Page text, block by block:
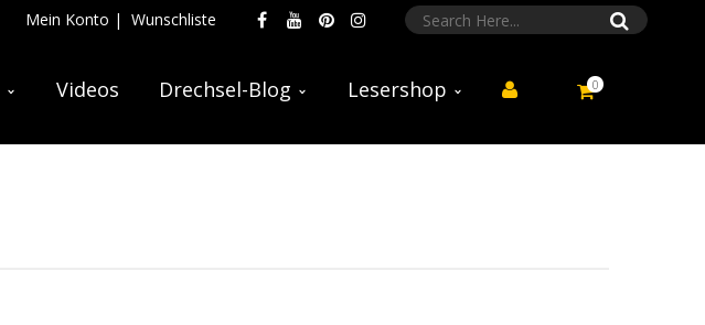
Mein Konto | Wunschliste
Videos Drechsel-Blog Lesershop 0